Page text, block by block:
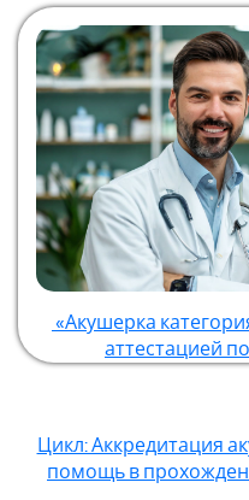
«Акушерка
аттестацией
Цикл: Аккредитация
помощь в